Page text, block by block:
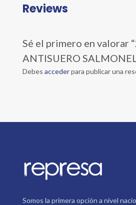
Reviews
Sé el primero en valorar
ANTISUERO
Debes accederpara publicar una
Somos la primera opción a nivel